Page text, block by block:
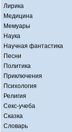
Лирика
Медицина
Мемуары
Наука
Научная фантастика
Песни
Политика
Приключения
Психология
Религия
Секс-учеба
Сказка
Словарь